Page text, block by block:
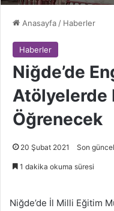
Anasayfa / Haberler
Haberler
Niğde’de
Atölyelerde
Öğrenecek
20 Şubat 2021 Son
1 dakika okuma süresi
Niğde’de İl Milli Eğitim